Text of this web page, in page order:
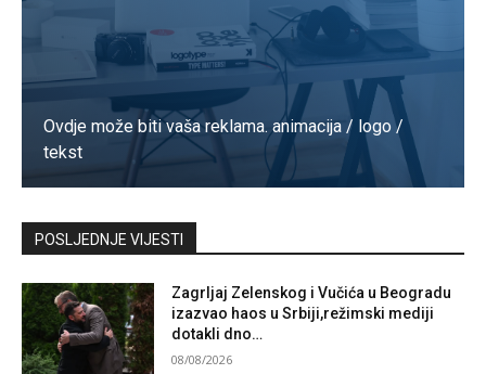
Ovdje može biti vaša reklama. animacija / logo /
tekst
Kontaktirajte nas
POSLJEDNJE VIJESTI
Zagrljaj Zelenskog i Vučića u Beogradu
izazvao haos u Srbiji,režimski mediji
dotakli dno…
08/08/2026